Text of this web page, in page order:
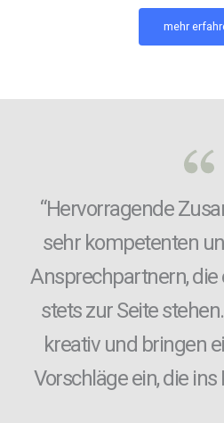
mehr
“Hervorragende
sehr kompetenten
Ansprechpartnern, die
stets zur Seite
kreativ und bringen
Vorschläge ein, die ins